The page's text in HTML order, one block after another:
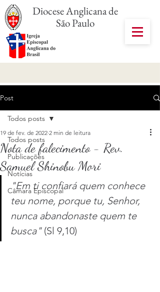
Diocese Anglicana de
São Paulo
Post
Todos posts
Publicações
Notícias
Câmara Episcopal
Todos posts
Nota de falecimento - Rev.
Samuel Shinobu Mori
19 de fev. de 2022 2 min de leitura
"Em ti confiará quem conhece
teu nome, porque tu, Senhor,
nunca abandonaste quem te
busca" (Sl 9,10)